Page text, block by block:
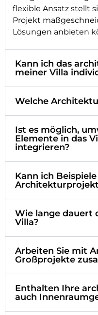
flexible Ansatz stellt
Projekt
Lösungen anbieten
Kann ich das
meiner Villa
Welche
Ist es möglich,
Elemente in das
integrieren?
Kann ich
Wie lange dauert
Villa?
Arbeiten Sie mit
Großprojekte
Enthalten Ihre
auch